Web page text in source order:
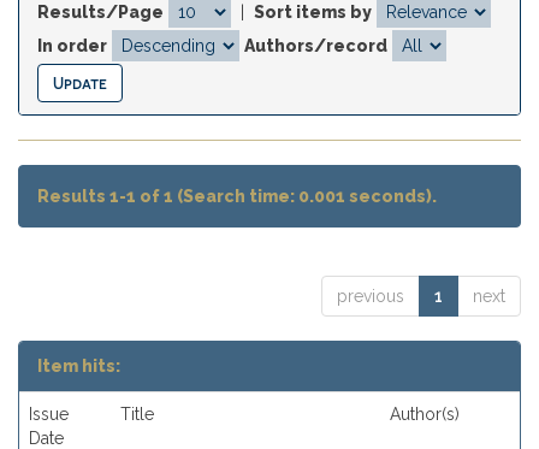
Results/Page
Sort items by
In order
Authors/record
Results 1-1 of 1 (Search time: 0.001 seconds).
previous 1 next
Item hits:
Issue
Date
Title Author(s)